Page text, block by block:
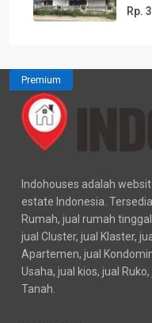
Rp.
Premium
Indohouses adalah
estate Indonesia.
Rumah, jual rumah
jual Cluster, jual Klaster,
Apartemen, jual
Usaha, jual kios, jual
Tanah.